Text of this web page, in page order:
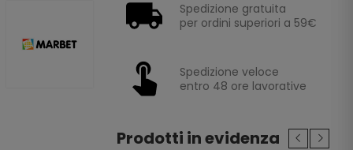
Spedizione gratuita
per ordini superiori a 59€
Spedizione veloce
entro 48 ore lavorative
Prodotti in evidenza